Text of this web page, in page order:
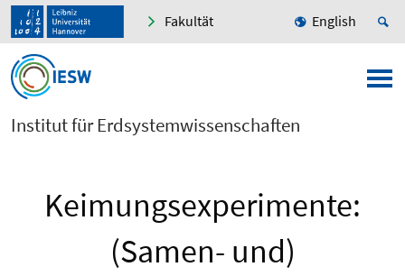
Fakultät English
Institut für Erdsystemwissenschaften
Keimungsexperimente:
(Samen- und)